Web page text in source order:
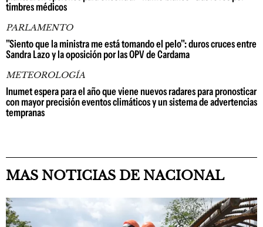
timbres médicos
PARLAMENTO
"Siento que la ministra me está tomando el pelo": duros cruces entre
Sandra Lazo y la oposición por las OPV de Cardama
METEOROLOGÍA
Inumet espera para el año que viene nuevos radares para pronosticar
con mayor precisión eventos climáticos y un sistema de advertencias
tempranas
MAS NOTICIAS DE NACIONAL